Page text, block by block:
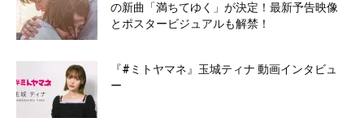
の新曲「満ちてゆく」が決定！最新予告映像
とポスタービジュアルも解禁！
『#ミトヤマネ』玉城ティナ 動画インタビュ
ー